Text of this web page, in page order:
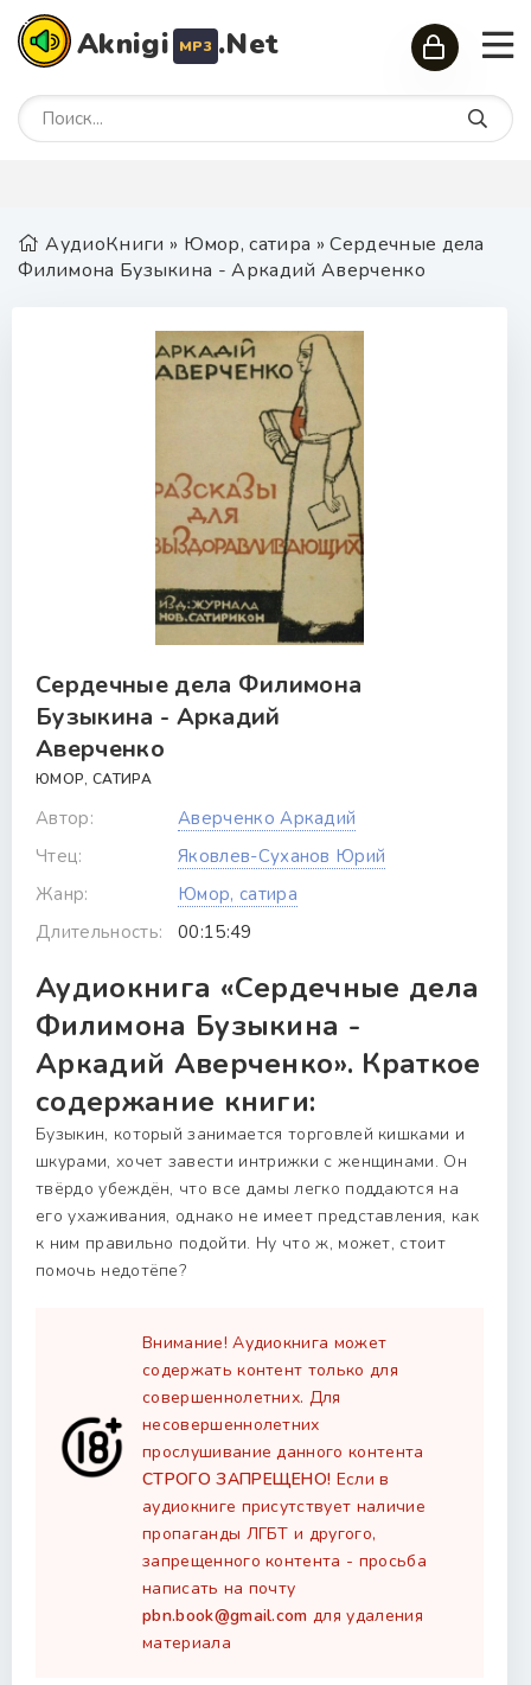
Aknigi MP3 .Net
АудиоКниги » Юмор, сатира » Сердечные дела
Филимона Бузыкина - Аркадий Аверченко
Сердечные дела Филимона
Бузыкина - Аркадий
Аверченко
ЮМОР, САТИРА
Автор:
Аверченко Аркадий
Чтец:
Яковлев-Суханов Юрий
Жанр:
Юмор, сатира
Длительность:
00:15:49
Аудиокнига «Сердечные дела
Филимона Бузыкина -
Аркадий Аверченко». Краткое
содержание книги:
Бузыкин, который занимается торговлей кишками и
шкурами, хочет завести интрижки с женщинами. Он
твёрдо убеждён, что все дамы легко поддаются на
его ухаживания, однако не имеет представления, как
к ним правильно подойти. Ну что ж, может, стоит
помочь недотёпе?
Внимание! Аудиокнига может
содержать контент только для
совершеннолетних. Для
несовершеннолетних
прослушивание данного контента
СТРОГО ЗАПРЕЩЕНО! Если в
аудиокниге присутствует наличие
пропаганды ЛГБТ и другого,
запрещенного контента - просьба
написать на почту
pbn.book@gmail.com для удаления
материала